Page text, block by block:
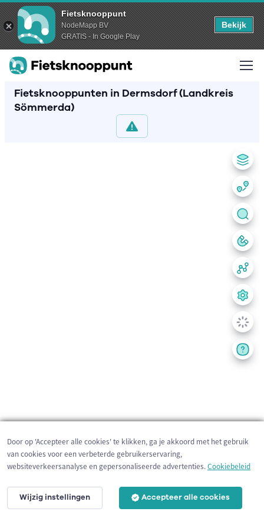
Fietsknooppunt
NodeMapp BV
GRATIS - In Google Play
Bekijk
Fietsknooppunten in Dermsdorf (Landkreis
Sömmerda)
200 m
Door op 'Accepteer alle cookies' te klikken, ga je akkoord met het gebruik
van cookies voor een verbeterde gebruikerservaring,
websiteverkeersanalyse en gepersonaliseerde advertenties.Cookiebeleid
Wijzig instellingen Accepteer alle cookies